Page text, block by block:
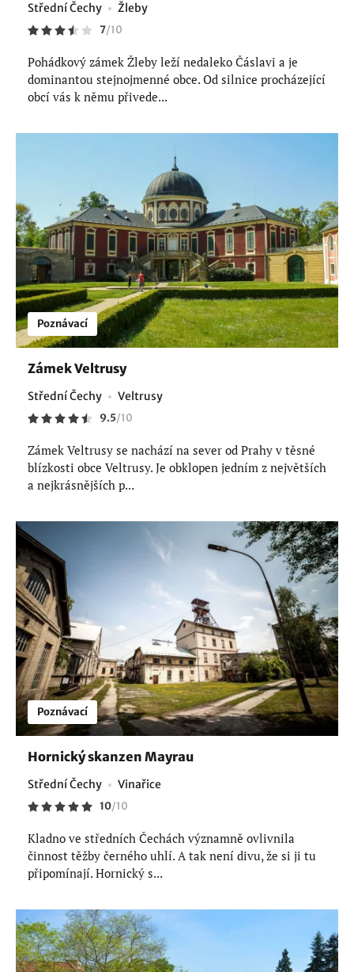
Střední Čechy Žleby
7/10
Pohádkový zámek Žleby leží nedaleko Čáslavi a je
dominantou stejnojmenné obce. Od silnice procházející
obcí vás k němu přivede...
Poznávací
Zámek Veltrusy
Střední Čechy Veltrusy
9.5/10
Zámek Veltrusy se nachází na sever od Prahy v těsné
blízkosti obce Veltrusy. Je obklopen jedním z největších
a nejkrásnějších p...
Poznávací
Hornický skanzen Mayrau
Střední Čechy Vinařice
10/10
Kladno ve středních Čechách významně ovlivnila
činnost těžby černého uhlí. A tak není divu, že si ji tu
připomínají. Hornický s...